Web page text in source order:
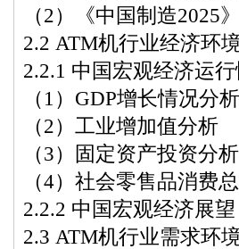
（2）《中国制造2025》
2.2 ATM机行业经济环
2.2.1 中国宏观经济运
（1）GDP增长情况分析
（2）工业增加值分析
（3）固定资产投资分析
（4）社会零售品消费
2.2.2 中国宏观经济展望
2.3 ATM机行业需求环